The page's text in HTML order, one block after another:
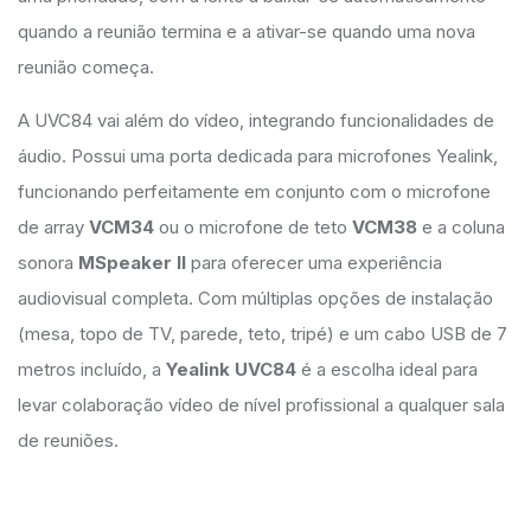
quando a reunião termina e a ativar-se quando uma nova
reunião começa.
A UVC84 vai além do vídeo, integrando funcionalidades de
áudio. Possui uma porta dedicada para microfones Yealink,
funcionando perfeitamente em conjunto com o microfone
de array VCM34 ou o microfone de teto VCM38 e a coluna
sonora MSpeaker II para oferecer uma experiência
audiovisual completa. Com múltiplas opções de instalação
(mesa, topo de TV, parede, teto, tripé) e um cabo USB de 7
metros incluído, a Yealink UVC84 é a escolha ideal para
levar colaboração vídeo de nível profissional a qualquer sala
de reuniões.